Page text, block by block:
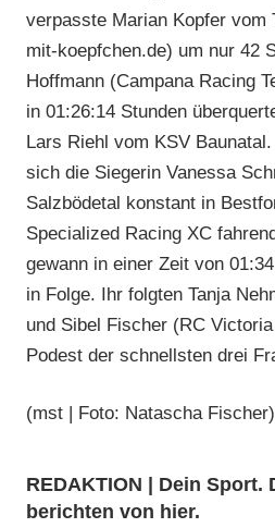
verpasste Marian Kopfer vom
mit-koepfchen.de) um nur 42
Hoffmann (Campana Racing
in 01:26:14 Stunden
Lars Riehl vom KSV
sich die Siegerin Vanessa
Salzbödetal konstant in
Specialized Racing XC
gewann in einer Zeit von
in Folge. Ihr folgten Tanja
und Sibel Fischer (RC
Podest der schnellsten drei
(mst | Foto: Natascha Fischer)
REDAKTION | Dein Sport.
berichten von hier.